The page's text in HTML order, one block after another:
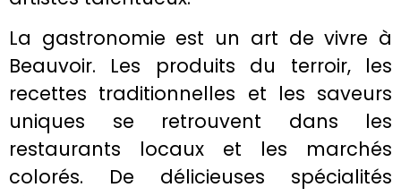
La gastronomie est un art de vivre à
Beauvoir. Les produits du terroir, les
recettes traditionnelles et les saveurs
uniques se retrouvent dans les
restaurants locaux et les marchés
colorés. De délicieuses spécialités